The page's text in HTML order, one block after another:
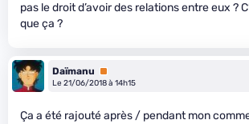
pas le droit d’avoir des relations entre eux ?
que ça ?
Daïmanu
Premium
Le 21/06/2018 à 14h15
Ça a été rajouté après / pendant mon